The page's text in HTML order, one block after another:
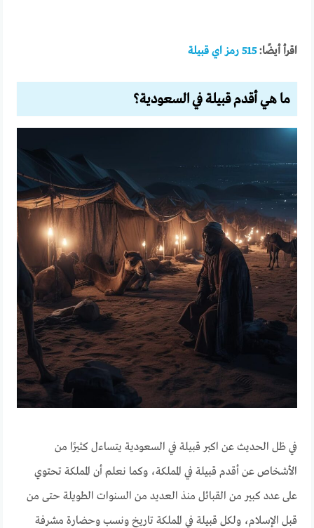
اقرأ أيضًا:515 رمز اي قبيلة
ما هي أقدم قبيلة في السعودية؟
في ظل الحديث عن اكبر قبيلة في السعودية يتساءل كثيرًا من
الأشخاص عن أقدم قبيلة في المملكة، وكما نعلم أن المملكة تحتوي
على عدد كبير من القبائل منذ العديد من السنوات الطويلة حتى من
قبل الإسلام، ولكل قبيلة في المملكة تاريخ ونسب وحضارة مشرفة